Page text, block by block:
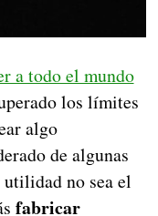
a todo el mundo
los límites
algo
de algunas
utilidad no sea el
fabricar